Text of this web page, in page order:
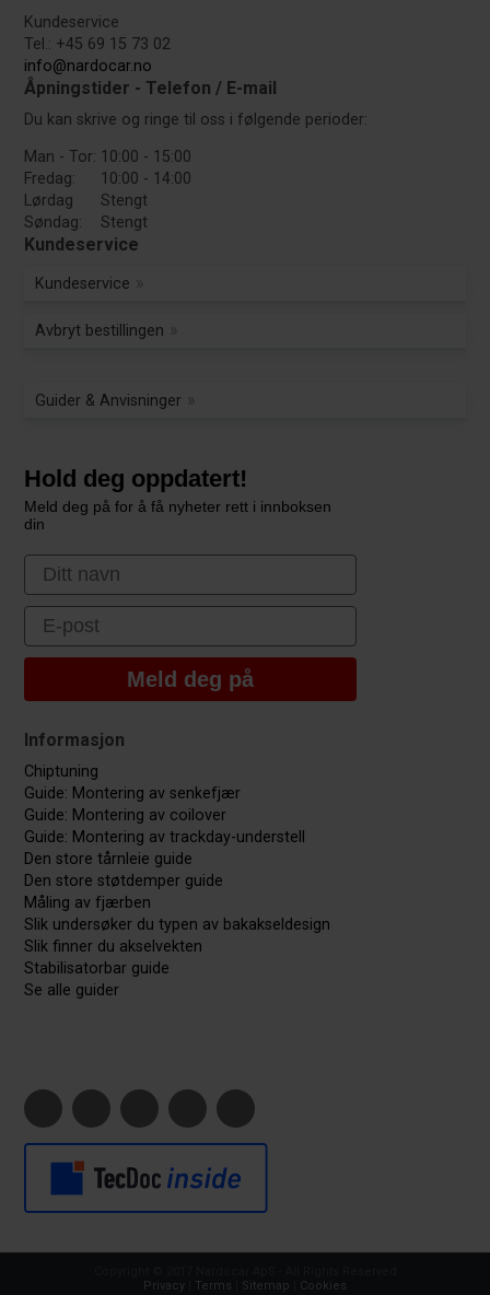
Kundeservice
Tel.: +45 69 15 73 02
info@nardocar.no
Åpningstider - Telefon / E-mail
Du kan skrive og ringe til oss i følgende perioder:
Man - Tor: 10:00 - 15:00
Fredag:
10:00 - 14:00
Lørdag
Stengt
Søndag:
Stengt
Kundeservice
Kundeservice
Avbryt bestillingen
Guider & Anvisninger
Hold deg oppdatert!
Meld deg på for å få nyheter rett i innboksen
din
First Name
Email
Meld deg på
Informasjon
Chiptuning
Guide: Montering av senkefjær
Guide: Montering av coilover
Guide: Montering av trackday-understell
Den store tårnleie guide
Den store støtdemper guide
Måling av fjærben
Slik undersøker du typen av bakakseldesign
Slik finner du akselvekten
Stabilisatorbar guide
Se alle guider
Privacy
Terms Sitemap Cookies